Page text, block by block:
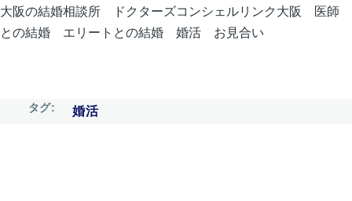
大阪の結婚相談所 ドクターズコンシェルリンク大阪 医師
との結婚 エリートとの結婚 婚活 お見合い
タグ 婚活